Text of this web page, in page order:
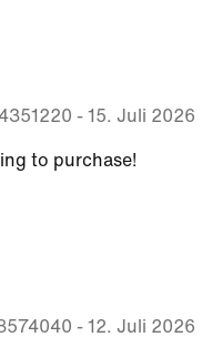
- 15. Juli 2026
to purchase!
- 12. Juli 2026